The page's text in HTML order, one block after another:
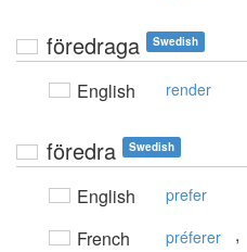
föredraga Swedish
English render
föredra Swedish
English prefer
French préferer ,